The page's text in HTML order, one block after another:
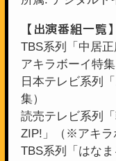
【出演番組一覧】
TBS系列「中居
アキラボーイ特集
日本テレビ系列
集）
読売テレビ系列
ZIP!」（※アキラ
TBS系列「はな